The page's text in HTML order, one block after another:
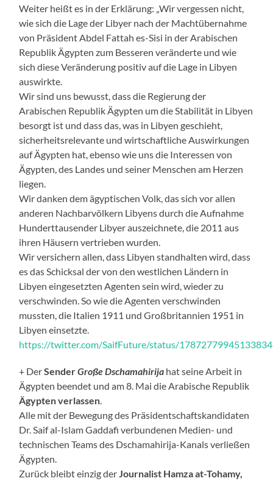
Weiter heißt es in der Erklärung: „Wir vergessen nicht,
wie sich die Lage der Libyer nach der Machtübernahme
von Präsident Abdel Fattah es-Sisi in der Arabischen
Republik Ägypten zum Besseren veränderte und wie
sich diese Veränderung positiv auf die Lage in Libyen
auswirkte.
Wir sind uns bewusst, dass die Regierung der
Arabischen Republik Ägypten um die Stabilität in Libyen
besorgt ist und dass das, was in Libyen geschieht,
sicherheitsrelevante und wirtschaftliche Auswirkungen
auf Ägypten hat, ebenso wie uns die Interessen von
Ägypten, des Landes und seiner Menschen am Herzen
liegen.
Wir danken dem ägyptischen Volk, das sich vor allen
anderen Nachbarvölkern Libyens durch die Aufnahme
Hunderttausender Libyer auszeichnete, die 2011 aus
ihren Häusern vertrieben wurden.
Wir versichern allen, dass Libyen standhalten wird, dass
es das Schicksal der von den westlichen Ländern in
Libyen eingesetzten Agenten sein wird, wieder zu
verschwinden. So wie die Agenten verschwinden
mussten, die Italien 1911 und Großbritannien 1951 in
Libyen einsetzte.
https://twitter.com/SaifFuture/status/
+ DerSenderGroße Dschamahirija hat seine Arbeit in
Ägypten beendet und am 8. Mai die Arabische Republik
Ägypten verlassen
Alle mit der Bewegung des Präsidentschaftskandidaten
Dr. Saif al-Islam Gaddafi verbundenen Medien- und
technischen Teams des Dschamahirija-Kanals verließen
Ägypten.
Zurück bleibt einzig der Journalist Hamza at-Tohamy,